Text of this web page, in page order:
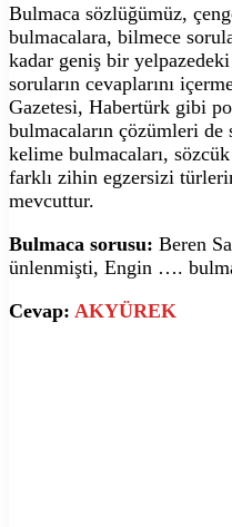
Bulmaca sözlüğümüz,
bulmacalara, bilmece
kadar geniş bir
soruların cevaplarını
Gazetesi, Habertürk gibi
bulmacaların çözümleri de
kelime bulmacaları,
farklı zihin egzersizi
mevcuttur.
Bulmaca sorusu: Beren
ünlenmişti, Engin ….
Cevap: AKYÜREK